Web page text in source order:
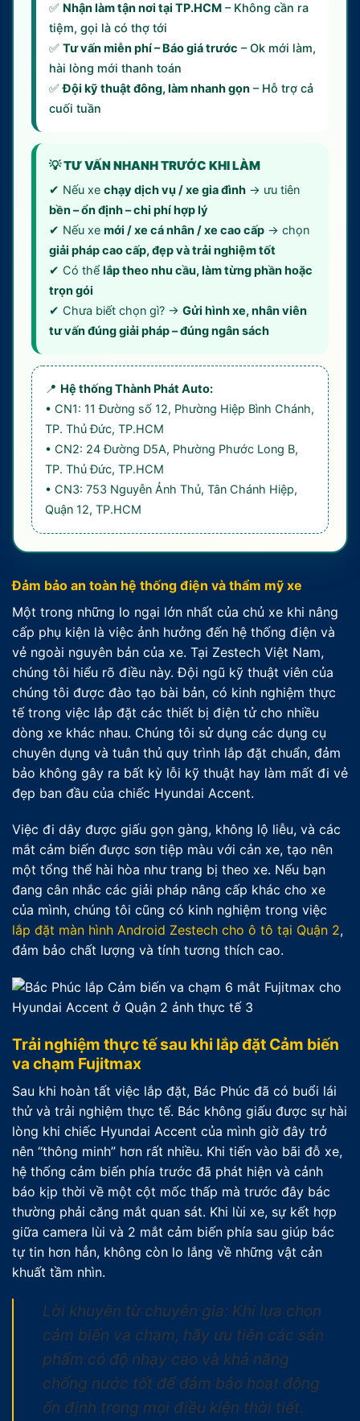
✅ Nhận làm tận nơi tại TP.HCM – Không cần ra
tiệm, gọi là có thợ tới
✅ Tư vấn miễn phí – Báo giá trước – Ok mới làm,
hài lòng mới thanh toán
✅Đội kỹ thuật đông, làm nhanh gọn – Hỗ trợ cả
cuối tuần
💡 TƯ VẤN NHANH TRƯỚC KHI LÀM
✔ Nếu xe chạy dịch vụ / xe gia đình → ưu tiên
bền – ổn định – chi phí hợp lý
✔ Nếu xe mới / xe cá nhân / xe cao cấp → chọn
giải pháp cao cấp, đẹp và trải nghiệm tốt
✔ Có thể lắp theo nhu cầu, làm từng phần hoặc
trọn gói
✔ Chưa biết chọn gì? → Gửi hình xe, nhân viên
tư vấn đúng giải pháp – đúng ngân sách
📍 Hệ thống Thành Phát Auto:
• CN1: 11 Đường số 12, Phường Hiệp Bình Chánh,
TP. Thủ Đức, TP.HCM
• CN2: 24 Đường D5A, Phường Phước Long B,
TP. Thủ Đức, TP.HCM
• CN3: 753 Nguyễn Ảnh Thủ, Tân Chánh Hiệp,
Quận 12, TP.HCM
Đảm bảo an toàn hệ thống điện và thẩm mỹ xe
Một trong những lo ngại lớn nhất của chủ xe khi nâng
cấp phụ kiện là việc ảnh hưởng đến hệ thống điện và
vẻ ngoài nguyên bản của xe. Tại Zestech Việt Nam,
chúng tôi hiểu rõ điều này. Đội ngũ kỹ thuật viên của
chúng tôi được đào tạo bài bản, có kinh nghiệm thực
tế trong việc lắp đặt các thiết bị điện tử cho nhiều
dòng xe khác nhau. Chúng tôi sử dụng các dụng cụ
chuyên dụng và tuân thủ quy trình lắp đặt chuẩn, đảm
bảo không gây ra bất kỳ lỗi kỹ thuật hay làm mất đi vẻ
đẹp ban đầu của chiếc Hyundai Accent.
Việc đi dây được giấu gọn gàng, không lộ liễu, và các
mắt cảm biến được sơn tiệp màu với cản xe, tạo nên
một tổng thể hài hòa như trang bị theo xe. Nếu bạn
đang cân nhắc các giải pháp nâng cấp khác cho xe
của mình, chúng tôi cũng có kinh nghiệm trong việc
lắp đặt màn hình Android Zestech cho ô tô tại Quận 2,
đảm bảo chất lượng và tính tương thích cao.
Trải nghiệm thực tế sau khi lắp đặt Cảm biến
va chạm Fujitmax
Sau khi hoàn tất việc lắp đặt, Bác Phúc đã có buổi lái
thử và trải nghiệm thực tế. Bác không giấu được sự hài
lòng khi chiếc Hyundai Accent của mình giờ đây trở
nên “thông minh” hơn rất nhiều. Khi tiến vào bãi đỗ xe,
hệ thống cảm biến phía trước đã phát hiện và cảnh
báo kịp thời về một cột mốc thấp mà trước đây bác
thường phải căng mắt quan sát. Khi lùi xe, sự kết hợp
giữa camera lùi và 2 mắt cảm biến phía sau giúp bác
tự tin hơn hẳn, không còn lo lắng về những vật cản
khuất tầm nhìn.
Lời khuyên từ chuyên gia: Khi lựa chọn
cảm biến va chạm, hãy ưu tiên các sản
phẩm có độ nhạy cao và khả năng
chống nước tốt để đảm bảo hoạt động
ổn định trong mọi điều kiện thời tiết.